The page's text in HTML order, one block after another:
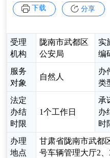
下载 分享
受理
机构
陇南市武都区
公安局
实
编
服务
对象
自然人
办
类
法定
办结
时限
1个工作日
承
办
时
办理
地点
甘肃省陇南市武都
号车辆管理大厅2